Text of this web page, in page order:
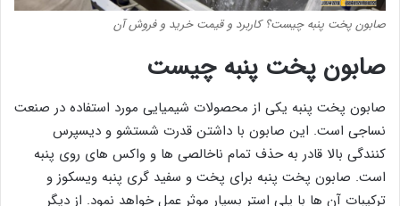
صابون پخت پنبه چیست؟ کاربرد و قیمت خرید و فروش آن
صابون پخت پنبه چیست
صابون پخت پنبه یکی از محصولات شیمیایی مورد استفاده در صنعت
نساجی است. این صابون با داشتن قدرت شستشو و دیسپرس
کنندگی بالا قادر به حذف تمام ناخالصی ها و واکس های روی پنبه
است. صابون پخت پنبه برای پخت و سفید گری پنبه ویسکوز و
ترکیبات آن ها با پلی استر بسیار موثر عمل خواهد نمود. از دیگر